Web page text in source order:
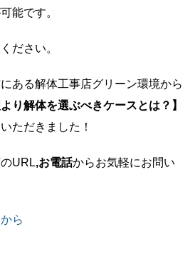
能です。
ださい。
ある解体工事店グリーン環境から
り解体を選ぶべきケースとは？】
ただきました！
URL,お電話からお気軽にお問い
ら